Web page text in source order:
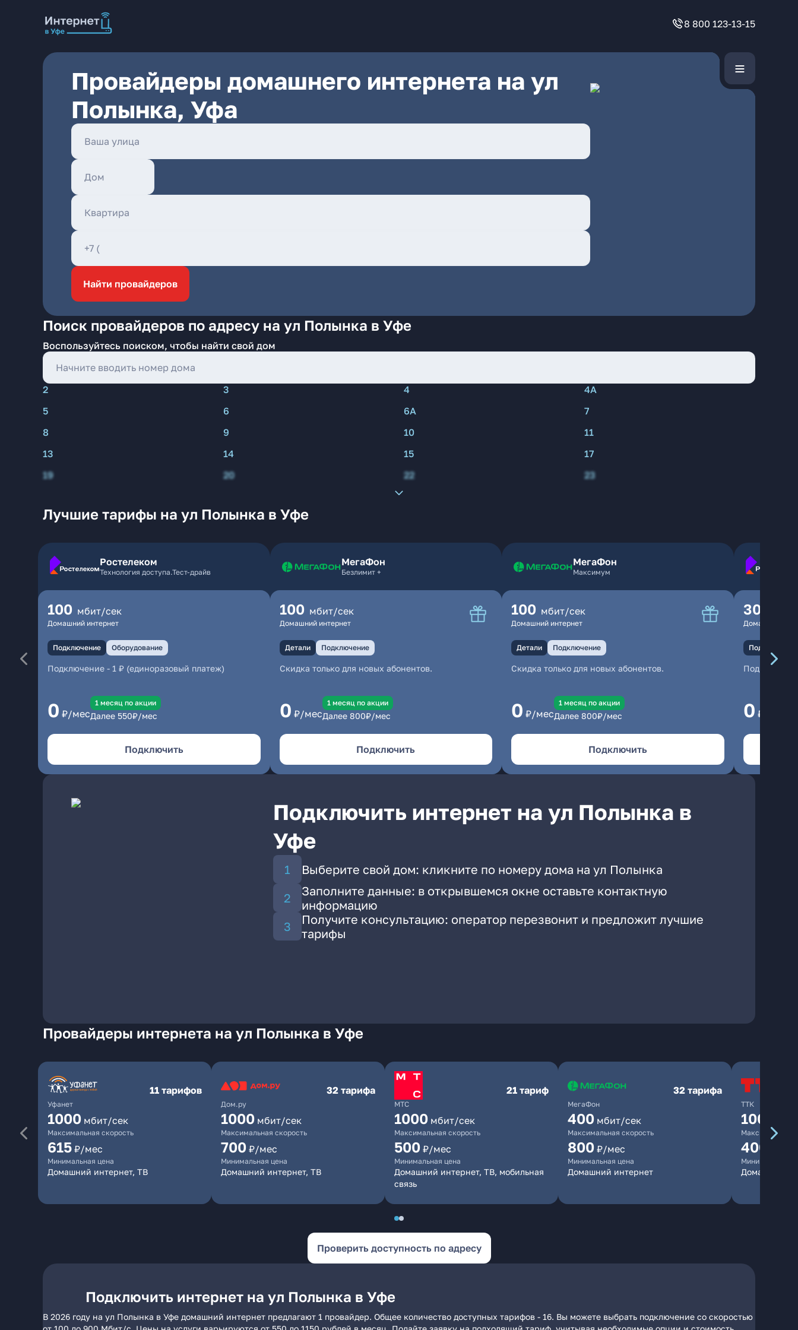
8 800 123-13-15
Провайдеры домашнего интернета на ул
Полынка, Уфа
Найти провайдеров
Поиск провайдеров по адресу на ул Полынка в Уфе
Воспользуйтесь поиском, чтобы найти свой дом
2 3 4
4А
5
6 6А
7
8
9 10
11
13
14 15
17
19
20 22 23
Лучшие тарифы на ул Полынка в Уфе
Ростелеком
Технология доступа.Тест-драйв
100 мбит/сек
Домашний интернет
Подключение Оборудование
Подключение - 1 ₽ (единоразовый платеж)
0 ₽/мес
1 месяц по акции
Далее 550₽/мес
Подключить
МегаФон
Безлимит +
100 мбит/сек
Домашний интернет
Детали Подключение
Скидка только для новых абонентов.
0 ₽/мес
1 месяц по акции
Далее 800₽/мес
Подключить
МегаФон
Максимум
100 мбит/сек
Домашний интернет
Детали Подключение
Скидка только для новых абонентов.
0 ₽/мес
1 месяц по акции
Далее 800₽/мес
Подключить
300
Домашний
Подключение
0 ₽/мес
Подключить интернет на ул Полынка в
Уфе
Выберите свой дом: кликните по номеру дома на ул Полынка
Заполните данные: в открывшемся окне оставьте контактную
информацию
Получите консультацию: оператор перезвонит и предложит лучшие
тарифы
Провайдеры интернета на ул Полынка в Уфе
Уфанет
11 тарифов
1000 мбит/сек
Максимальная скорость
615 ₽/мес
Минимальная цена
Домашний интернет, ТВ
Дом.ру
32 тарифа
1000 мбит/сек
Максимальная скорость
700 ₽/мес
Минимальная цена
Домашний интернет, ТВ
МТС
21 тариф
1000 мбит/сек
Максимальная скорость
500 ₽/мес
Минимальная цена
Домашний интернет, ТВ, мобильная
связь
МегаФон
32 тарифа
400 мбит/сек
Максимальная скорость
800 ₽/мес
Минимальная цена
Домашний интернет
ТТК
100
Максимальная
400
Минимальная
Домашний
Проверить доступность по адресу
Подключить интернет на ул Полынка в Уфе
В 2026 году на ул Полынка в Уфе домашний интернет предлагают 1 провайдер. Общее количество доступных тарифов - 16. Вы можете выбрать подключение со скоростью